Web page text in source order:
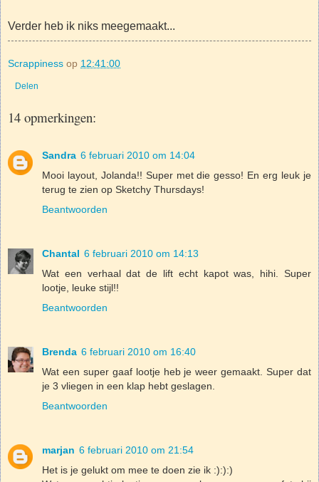
Verder heb ik niks meegemaakt...
Scrappiness op 12:41:00
Delen
14 opmerkingen:
Sandra 6 februari 2010 om 14:04
Mooi layout, Jolanda!! Super met die gesso! En erg leuk je
terug te zien op Sketchy Thursdays!
Beantwoorden
Chantal 6 februari 2010 om 14:13
Wat een verhaal dat de lift echt kapot was, hihi. Super
lootje, leuke stijl!!
Beantwoorden
Brenda 6 februari 2010 om 16:40
Wat een super gaaf lootje heb je weer gemaakt. Super dat
je 3 vliegen in een klap hebt geslagen.
Beantwoorden
marjan 6 februari 2010 om 21:54
Het is je gelukt om mee te doen zie ik :):):)